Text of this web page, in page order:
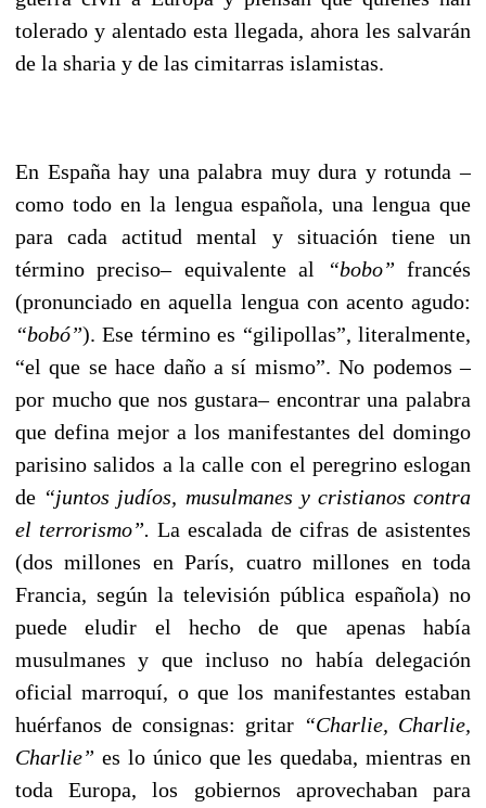
tolerado y alentado esta llegada, ahora les salvarán
de la sharia y de las cimitarras islamistas.
En España hay una palabra muy dura y rotunda –
como todo en la lengua española, una lengua que
para cada actitud mental y situación tiene un
término preciso– equivalente al
“bobo” francés
(pronunciado en aquella lengua con acento agudo:
“bobó”). Ese término es “gilipollas”, literalmente,
“el que se hace daño a sí mismo”. No podemos –
por mucho que nos gustara– encontrar una palabra
que defina mejor a los manifestantes del domingo
parisino salidos a la calle con el peregrino eslogan
de “juntos judíos, musulmanes y cristianos contra
el terrorismo”. La escalada de cifras de asistentes
(dos millones en París, cuatro millones en toda
Francia, según la televisión pública española) no
puede eludir el hecho de que apenas había
musulmanes y que incluso no había delegación
oficial marroquí, o que los manifestantes estaban
huérfanos de consignas: gritar “Charlie, Charlie,
Charlie” es lo único que les quedaba, mientras en
toda Europa, los gobiernos aprovechaban para